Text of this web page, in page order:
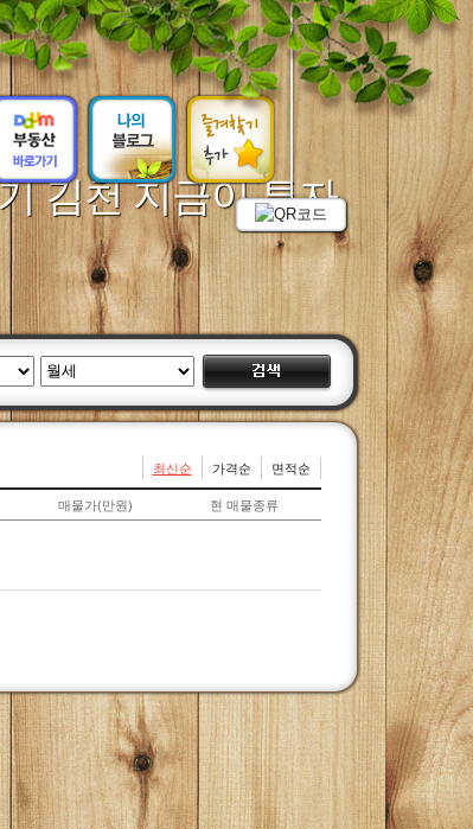
김천 지금이 투자
최신순 가격순 면적순
매물가(만원) 현 매물종류